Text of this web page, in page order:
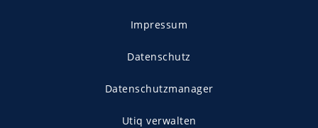
Impressum
Datenschutz
Datenschutzmanager
Utiq verwalten